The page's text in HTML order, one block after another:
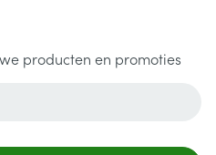
producten en promoties